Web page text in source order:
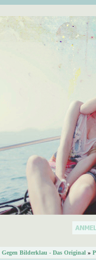
Gegen Bilderklau - Das Original »